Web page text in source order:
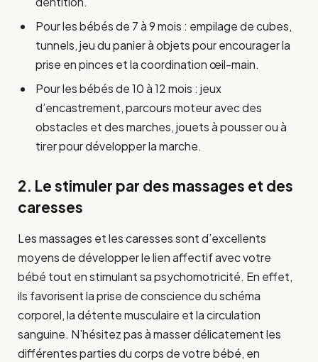
Pour les bébés de 7 à 9 mois : empilage de cubes,
tunnels, jeu du panier à objets pour encourager la
prise en pinces et la coordination œil-main.
Pour les bébés de 10 à 12 mois : jeux
d’encastrement, parcours moteur avec des
obstacles et des marches, jouets à pousser ou à
tirer pour développer la marche.
2. Le stimuler par des massages et des
caresses
Les massages et les caresses sont d’excellents
moyens de développer le lien affectif avec votre
bébé tout en stimulant sa psychomotricité. En effet,
ils favorisent la prise de conscience du schéma
corporel, la détente musculaire et la circulation
sanguine. N’hésitez pas à masser délicatement les
différentes parties du corps de votre bébé, en